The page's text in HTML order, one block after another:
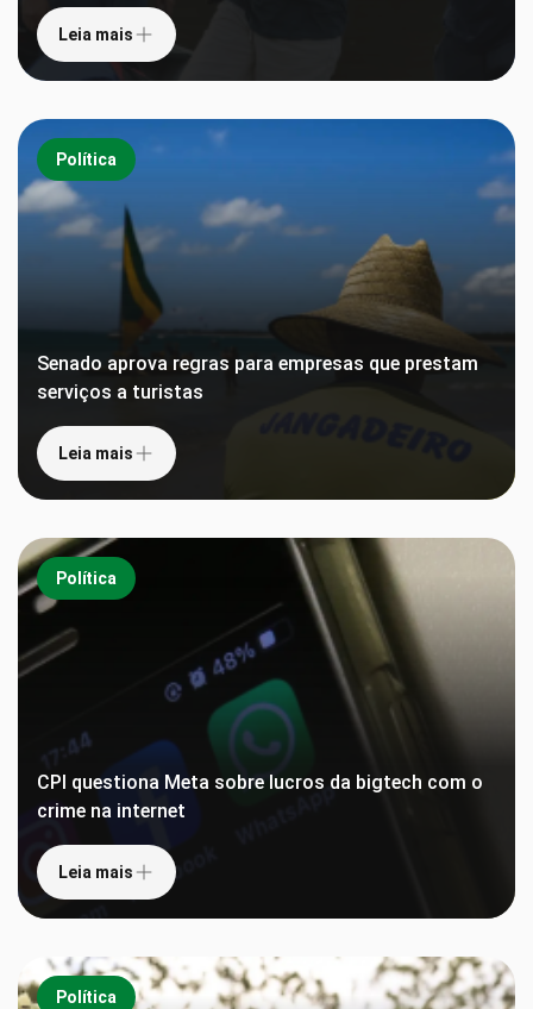
Leia mais
Política
Senado aprova regras para empresas que prestam
serviços a turistas
Leia mais
Política
CPI questiona Meta sobre lucros da bigtech com o
crime na internet
Leia mais
Política